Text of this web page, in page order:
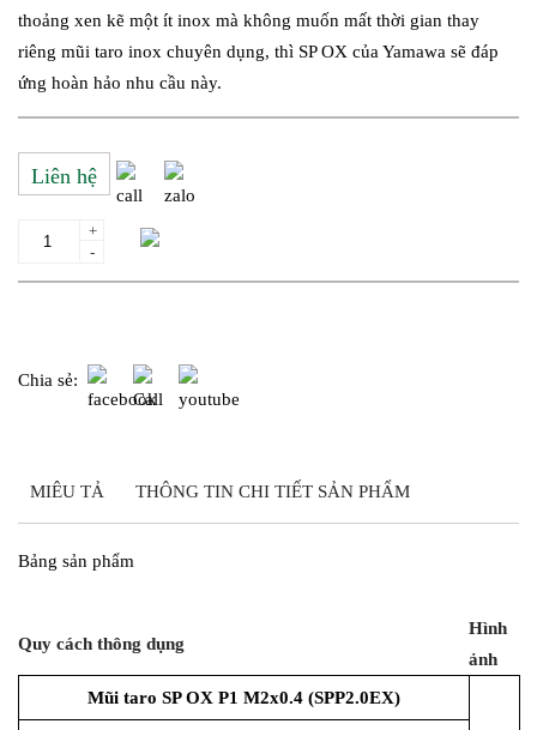
thoảng xen kẽ một ít inox mà không muốn mất thời gian thay
riêng mũi taro inox chuyên dụng, thì SP OX của Yamawa sẽ đáp
ứng hoàn hảo nhu cầu này.
Liên hệ
+
-
Chia sẻ:
MIÊU TẢ THÔNG TIN CHI TIẾT SẢN PHẨM
Bảng sản phẩm
Quy cách thông dụng
Hình
ảnh
Mũi taro SP OX P1 M2x0.4 (SPP2.0EX)